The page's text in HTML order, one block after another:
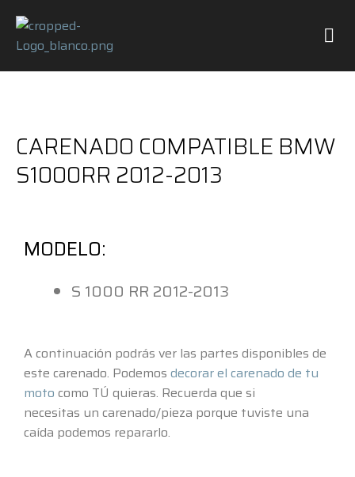
CARENADO COMPATIBLE BMW
S1000RR 2012-2013
MODELO:
S 1000 RR 2012-2013
A continuación podrás ver las partes disponibles de
este carenado. Podemos decorar el carenado de tu
moto como TÚ quieras. Recuerda que si
necesitas un carenado/pieza porque tuviste una
caída podemos repararlo.